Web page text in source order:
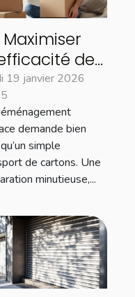
Maximiser
de
votre
clés
19 janvier 2026
demande bien
simple
de cartons. Une
minutieuse,...